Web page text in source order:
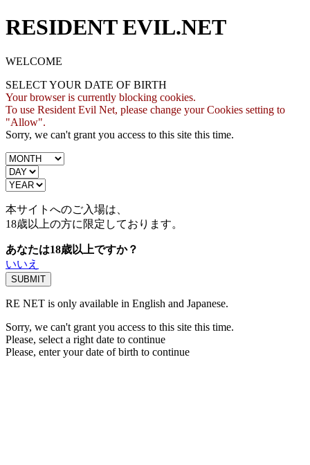
RESIDENT EVIL.NET
WELCOME
SELECT YOUR DATE OF BIRTH
Your browser is currently blocking cookies.
To use Resident Evil Net, please change your Cookies setting to
"Allow".
Sorry, we can't grant you access to this site this time.
本サイトへのご入場は、
18歳以上の方に限定しております。
あなたは18歳以上ですか？
いいえ
RE NET is only available in English and Japanese.
Sorry, we can't grant you access to this site this time.
Please, select a right date to continue
Please, enter your date of birth to continue